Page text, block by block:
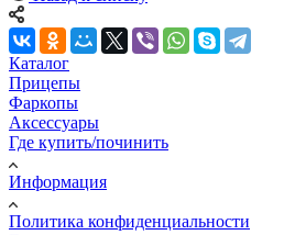
Каталог
Прицепы
Фаркопы
Аксессуары
Где купить/починить
Информация
Политика конфиденциальности